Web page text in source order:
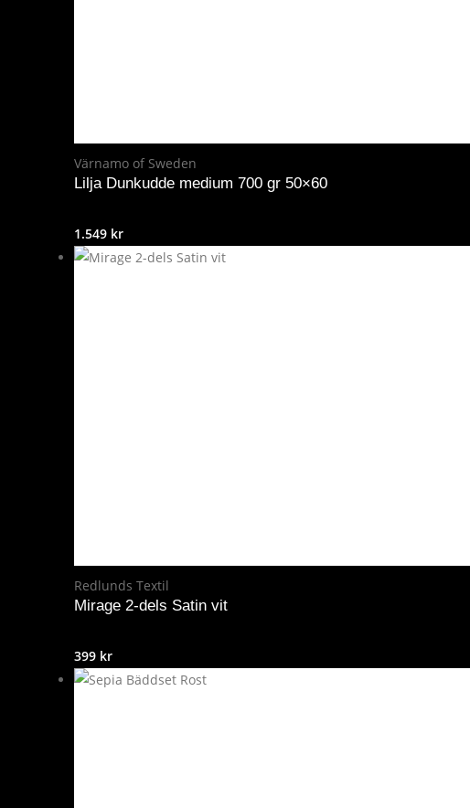
Värnamo of Sweden
Lilja Dunkudde medium 700 gr 50×60
1.549 kr
Redlunds Textil
Mirage 2-dels Satin vit
399 kr